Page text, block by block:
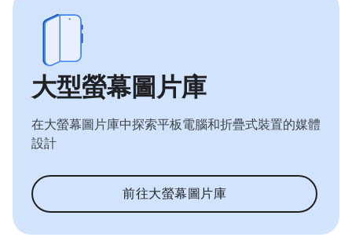
大型螢幕圖片庫
在大螢幕圖片庫中探索平板電腦和折疊式裝置的媒體
設計
前往大螢幕圖片庫